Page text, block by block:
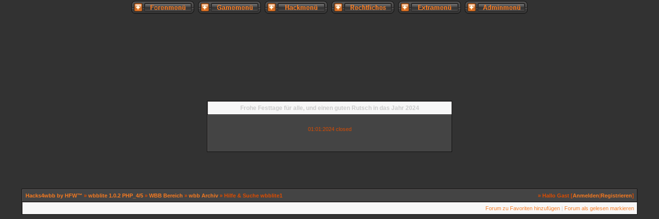
Frohe Festtage für alle, und einen guten Rutsch in das Jahr 2024
01:01:2024 closed
Hacks4wbb by HFW™ » wbblite 1.0.2 PHP_4/5 » WBB Bereich » wbb Archiv » Hilfe & Suche wbblite1 » Hallo Gast [Anmelden|Registrieren]
Forum zu Favoriten hinzufügen | Forum als gelesen markieren